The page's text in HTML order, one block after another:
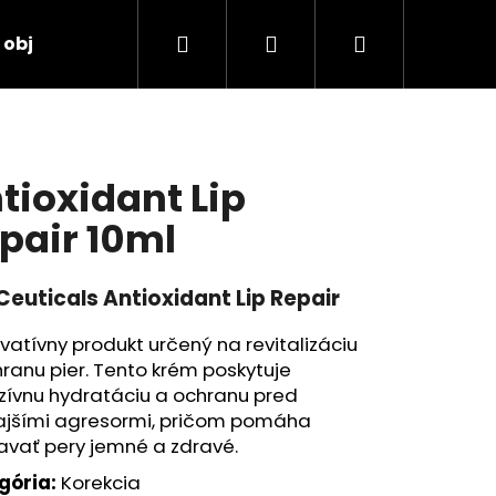
Hľadať PrihlásenieNákupný
Lip
10ml
Antioxidant Lip Repair
produkt určený na revitalizáciu
pier. Tento krém poskytuje
hydratáciu a ochranu pred
agresormi, pričom pomáha
pery jemné a zdravé.
Korekcia
2:4:2 48ML